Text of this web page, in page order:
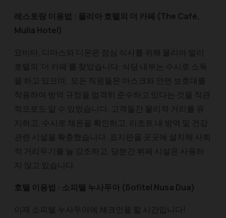
레스토랑 이용법 : 물리아 호텔의 더 카페 (The Café,
Mulia Hotel)
요비타, 디마스와 디온은 점심 식사를 위해 물리아 발리
호텔의 ‘더 카페’를 찾았습니다. 식당 내부는 수시로 소독
을 하고 있으며, 모든 직원들은 마스크와 안면 보호대를
착용하여 방역 규정을 엄격히 준수하고 있다는 것을 직관
적으로도 알 수 있었습니다. 고객들간 물리적 거리를 유
지하고, 수시로 체온을 확인하고, 리조트 내 방역 및 건강
관련 시설을 확충했습니다. 표지판을 곳곳에 설치해 사회
적 거리두기를 늘 강조하고, 당분간 뷔페 시설은 사용하
지 않고 있습니다.
호텔 이용법 : 소피텔 누사두아 (Sofitel Nusa Dua)
이제 소피텔 누사두아에 체크인을 할 시간입니다!